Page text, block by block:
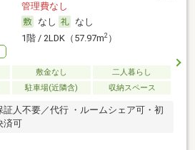
管理費なし
なし
なし
1階 / 2LDK（57.97m2）
敷金なし
二人暮らし
駐車場(近隣含) 収納スペース
証人不要／代行 ・ルームシェア可・初
済可